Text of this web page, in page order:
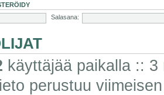
Salasana:
käyttäjää paikalla ::
perustuu